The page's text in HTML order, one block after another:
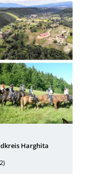
Harghita